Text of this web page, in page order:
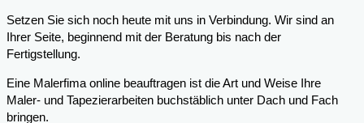
Setzen Sie sich noch heute mit uns in Verbindung. Wir sind an
Ihrer Seite, beginnend mit der Beratung bis nach der
Fertigstellung.
Eine Malerfima online beauftragen ist die Art und Weise Ihre
Maler- und Tapezierarbeiten buchstäblich unter Dach und Fach
bringen.